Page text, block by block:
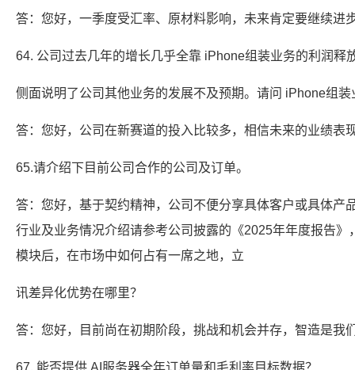
答：您好，一季度受汇率、原材料影响，未来肯定要继续进
64. 公司过去几年的增长几乎全靠 iPhone组装业务的利润释
侧面说明了公司其他业务的发展不及预期。请问 iPhone组
答：您好，公司在新赛道的投入比较多，相信未来的业绩表
65.请介绍下目前公司合作的公司及订单。
答：您好，基于契约精神，公司不便分享具体客户或具体产
行业及业务情况介绍请参考公司披露的《2025年年度报告
模块后，在市场中如何占有一席之地，立
讯差异化优势在哪里？
答：您好，目前尚在初期阶段，挑战和机会并存，智造是我
67. 能否提供 AI服务器全年订单量和毛利率目标数据？